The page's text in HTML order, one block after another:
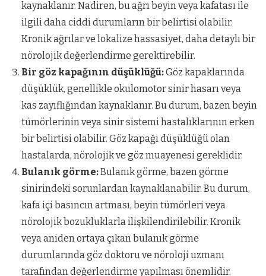
kaynaklanır. Nadiren, bu ağrı beyin veya kafatası ile
ilgili daha ciddi durumların bir belirtisi olabilir.
Kronik ağrılar ve lokalize hassasiyet, daha detaylı bir
nörolojik değerlendirme gerektirebilir.
Bir göz kapağının düşüklüğü:Göz kapaklarında
düşüklük, genellikle okulomotor sinir hasarı veya
kas zayıflığından kaynaklanır. Bu durum, bazen beyin
tümörlerinin veya sinir sistemi hastalıklarının erken
bir belirtisi olabilir. Göz kapağı düşüklüğü olan
hastalarda, nörolojik ve göz muayenesi gereklidir.
Bulanık görme:Bulanık görme, bazen görme
sinirindeki sorunlardan kaynaklanabilir. Bu durum,
kafa içi basıncın artması, beyin tümörleri veya
nörolojik bozukluklarla ilişkilendirilebilir. Kronik
veya aniden ortaya çıkan bulanık görme
durumlarında göz doktoru ve nöroloji uzmanı
tarafından değerlendirme yapılması önemlidir.